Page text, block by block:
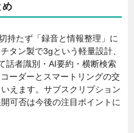
め
持たず「録音と情報整理」に
タン製で3gという軽量設計、
話者識別・AI要約・横断検索
ーダーとスマートリングの交
えます。サブスクリプション
可否は今後の注目ポイントに